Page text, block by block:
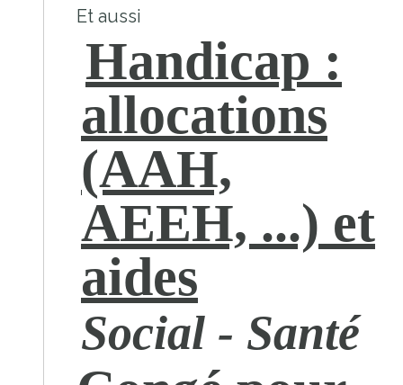
Et aussi
Handicap :
allocations
(AAH,
AEEH, ...) et
aides
Social - Santé